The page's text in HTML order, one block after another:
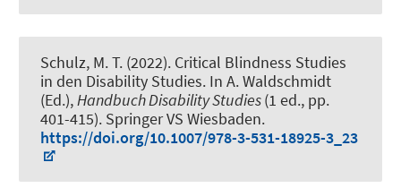
Schulz, M. T. (2022). Critical Blindness Studies
in den Disability Studies. In A. Waldschmidt
(Ed.),Handbuch Disability Studies(1 ed., pp.
401-415). Springer VS Wiesbaden.
https://doi.org/10.1007/978-3-531-18925-3_23